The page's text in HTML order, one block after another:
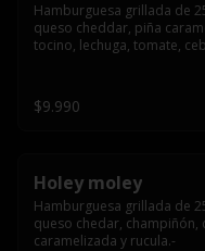
Hamburguesa grillada de
queso cheddar, piña
tocino, lechuga, tomate,
$9.990
Holey moley
Hamburguesa grillada de
queso chedar, champiñón,
caramelizada y rucula.-